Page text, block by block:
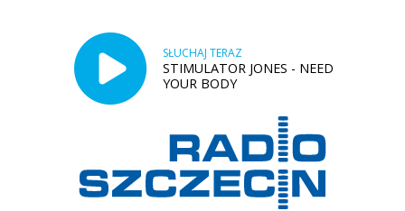
SŁUCHAJ TERAZ
STIMULATOR JONES - NEED
YOUR BODY